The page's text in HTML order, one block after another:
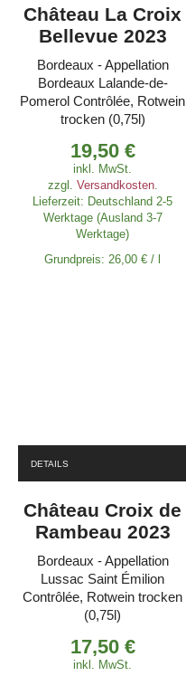
Château La Croix
Bellevue 2023
Bordeaux - Appellation
Bordeaux Lalande-de-
Pomerol Contrôlée, Rotwein
trocken (0,75l)
19,50 €
inkl. MwSt.
zzgl. Versandkosten.
Lieferzeit: Deutschland 2-5
Werktage (Ausland 3-7
Werktage)
Grundpreis:26,00€ /
DETAILS
Château Croix de
Rambeau 2023
Bordeaux - Appellation
Lussac Saint Émilion
Contrôlée, Rotwein trocken
(0,75l)
17,50 €
inkl. MwSt.